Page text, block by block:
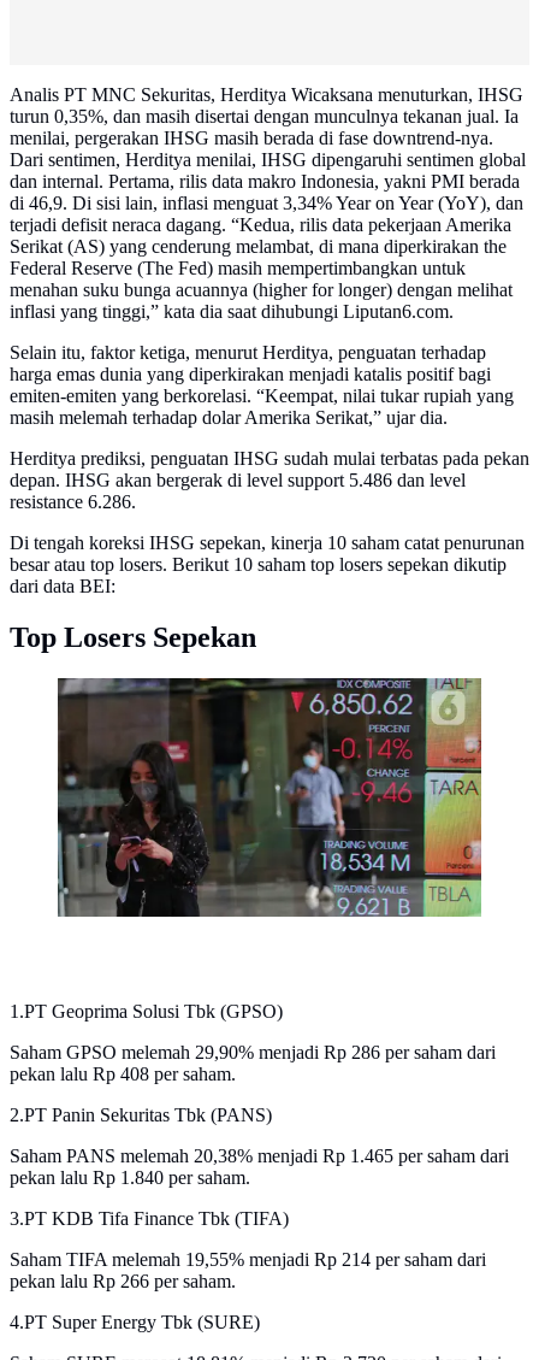
Analis PT MNC Sekuritas, Herditya Wicaksana menuturkan, IHSG
turun 0,35%, dan masih disertai dengan munculnya tekanan jual. Ia
menilai, pergerakan IHSG masih berada di fase downtrend-nya.
Dari sentimen, Herditya menilai, IHSG dipengaruhi sentimen global
dan internal. Pertama, rilis data makro Indonesia, yakni PMI berada
di 46,9. Di sisi lain, inflasi menguat 3,34% Year on Year (YoY), dan
terjadi defisit neraca dagang. “Kedua, rilis data pekerjaan Amerika
Serikat (AS) yang cenderung melambat, di mana diperkirakan the
Federal Reserve (The Fed) masih mempertimbangkan untuk
menahan suku bunga acuannya (higher for longer) dengan melihat
inflasi yang tinggi,” kata dia saat dihubungi Liputan6.com.
Selain itu, faktor ketiga, menurut Herditya, penguatan terhadap
harga emas dunia yang diperkirakan menjadi katalis positif bagi
emiten-emiten yang berkorelasi. “Keempat, nilai tukar rupiah yang
masih melemah terhadap dolar Amerika Serikat,” ujar dia.
Herditya prediksi, penguatan IHSG sudah mulai terbatas pada pekan
depan. IHSG akan bergerak di level support 5.486 dan level
resistance 6.286.
Di tengah koreksi IHSG sepekan, kinerja 10 saham catat penurunan
besar atau top losers. Berikut 10 saham top losers sepekan dikutip
dari data BEI:
Top Losers Sepekan
Karyawan melintasi layar yang menampilkan Indeks
Harga Saham Gabungan (IHSG) .
(Liputan6.com/Angga Yuniar)
1.PT Geoprima Solusi Tbk (GPSO)
Saham GPSO melemah 29,90% menjadi Rp 286 per saham dari
pekan lalu Rp 408 per saham.
2.PT Panin Sekuritas Tbk (PANS)
Saham PANS melemah 20,38% menjadi Rp 1.465 per saham dari
pekan lalu Rp 1.840 per saham.
3.PT KDB Tifa Finance Tbk (TIFA)
Saham TIFA melemah 19,55% menjadi Rp 214 per saham dari
pekan lalu Rp 266 per saham.
4.PT Super Energy Tbk (SURE)